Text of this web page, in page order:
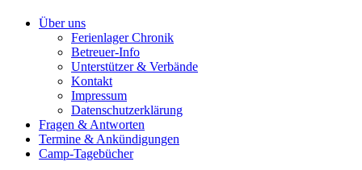
Über uns
Ferienlager Chronik
Betreuer-Info
Unterstützer & Verbände
Kontakt
Impressum
Datenschutzerklärung
Fragen & Antworten
Termine & Ankündigungen
Camp-Tagebücher